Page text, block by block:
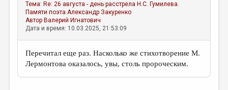
Тема: Re: 26 августа - день расстрела Н.С. Гумилева.
Памяти поэта Александр Закуренко
Автор Валерий Игнатович
Дата и время: 10.03.2025, 21:53:09
Перечитал еще раз. Насколько же стихотворение М.
Лермонтова оказалось, увы, столь пророческим.